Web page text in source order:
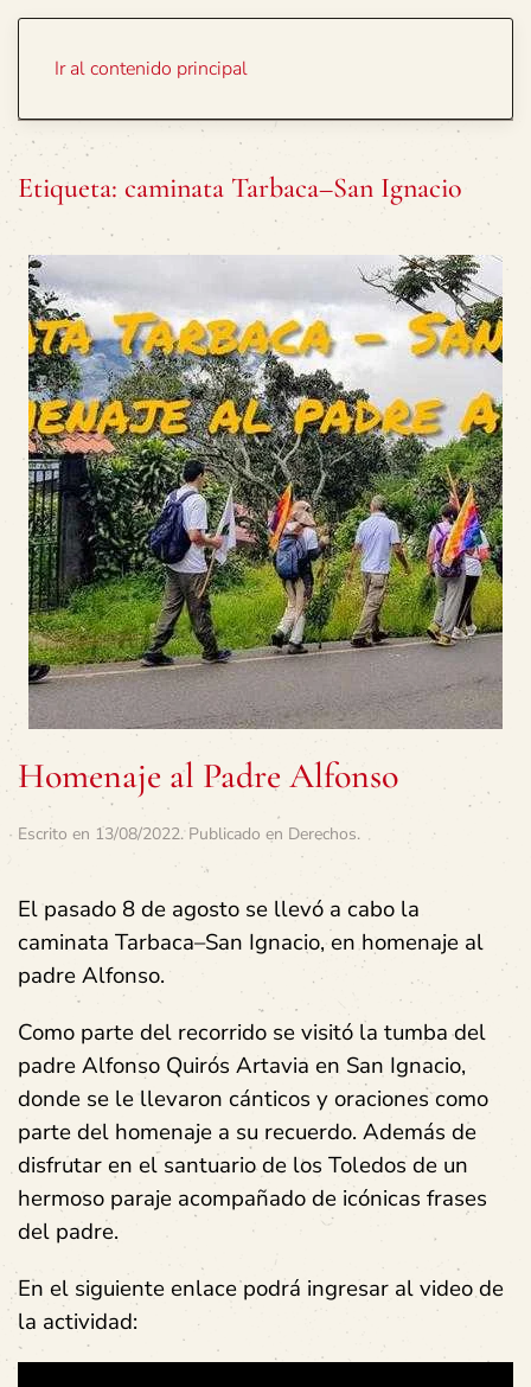
Ir al contenido principal
Etiqueta: caminata Tarbaca–San Ignacio
Homenaje al Padre Alfonso
Escrito en 13/08/2022. Publicado en Derechos.
El pasado 8 de agosto se llevó a cabo la
caminata Tarbaca–San Ignacio, en homenaje al
padre Alfonso.
Como parte del recorrido se visitó la tumba del
padre Alfonso Quirós Artavia en San Ignacio,
donde se le llevaron cánticos y oraciones como
parte del homenaje a su recuerdo. Además de
disfrutar en el santuario de los Toledos de un
hermoso paraje acompañado de icónicas frases
del padre.
En el siguiente enlace podrá ingresar al video de
la actividad: